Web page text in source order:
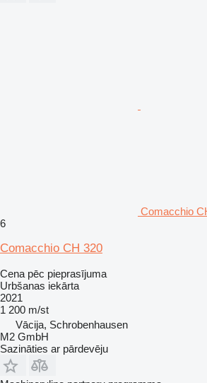
Comacchio
6
Comacchio CH 320
Cena pēc pieprasījuma
Urbšanas iekārta
2021
1 200 m/st
Vācija, Schrobenhausen
M2 GmbH
Sazināties ar pārdevēju